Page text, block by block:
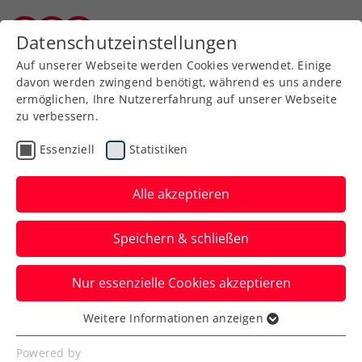
Zurück zur Newsübersicht
ITF Turniere
French Open: Tagger
stürmt ins Viertelfinale,
Behrmann draußen
Beim Jugend-Grand-Slam-Turnier in Paris
darf Erstere weiterhin von einem Coup im
Mädcheneinzel träumen.
Verfasst von: Manuel Wachta, 04.06.2025
Datenschutzeinstellungen
Auf unserer Webseite werden Cookies verwendet. Einige
davon werden zwingend benötigt, während es uns andere
ermöglichen, Ihre Nutzererfahrung auf unserer Webseite
zu verbessern.
Essenziell Statistiken
Alle akzeptieren
Speichern & schließen
Nur essenzielle Cookies akzeptieren
Essenziell
Essenzielle Cookies werden für grundlegende
Weitere Informationen anzeigen
Powered by